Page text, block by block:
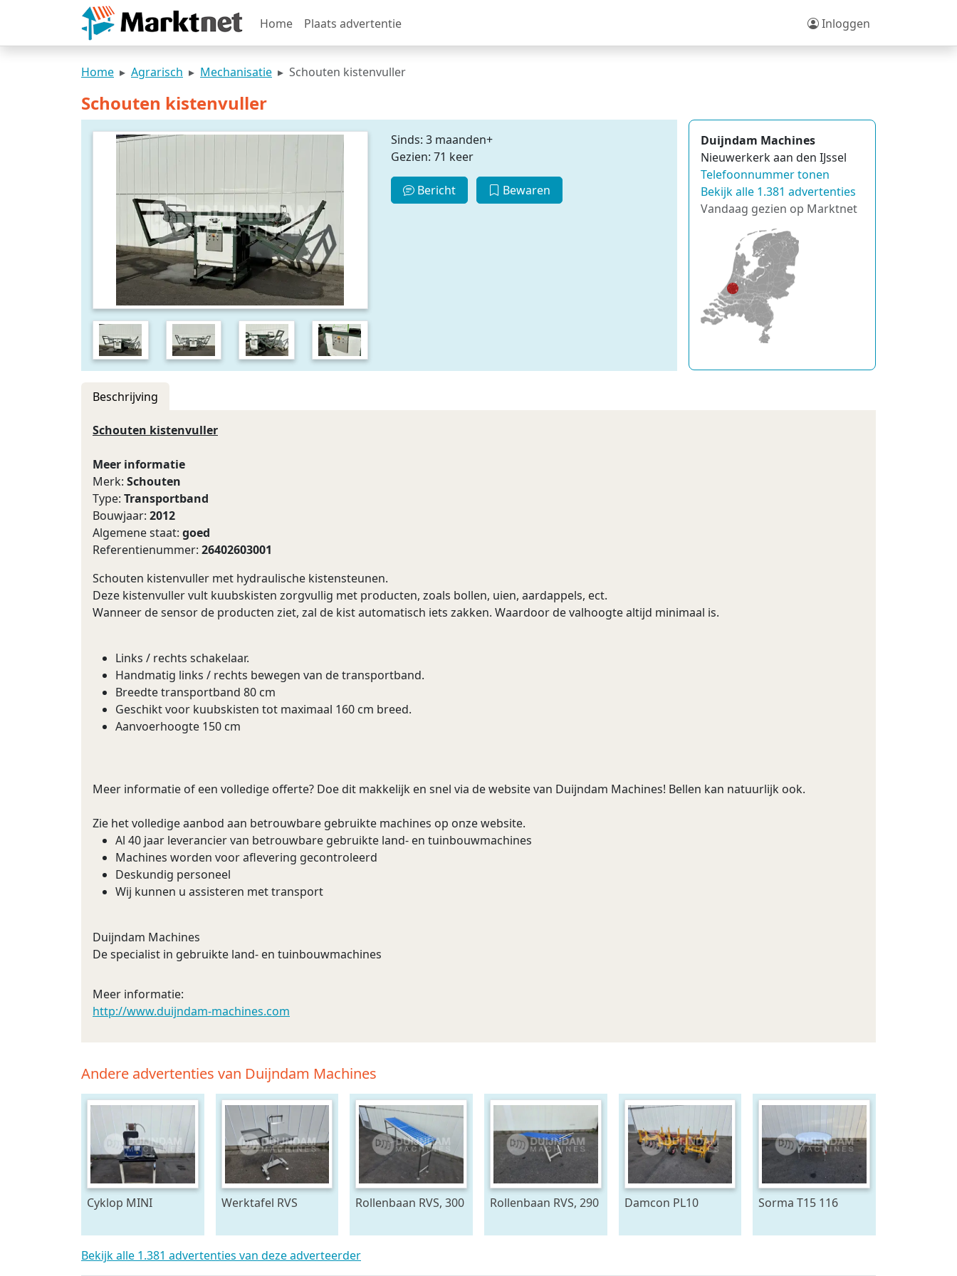
Home Plaats advertentie Inloggen
Home Agrarisch Mechanisatie Schouten kistenvuller
Schouten kistenvuller
Sinds: 3 maanden+
Gezien: 71 keer
Bericht Bewaren
Duijndam Machines
Nieuwerkerk aan den IJssel
Telefoonnummer tonen
Bekijk alle 1.381 advertenties
Vandaag gezien op Marktnet
Beschrijving
Schouten kistenvuller
Meer informatie
Merk: Schouten
Type: Transportband
Bouwjaar: 2012
Algemene staat: goed
Referentienummer: 26402603001
Schouten kistenvuller met hydraulische kistensteunen.
Deze kistenvuller vult kuubskisten zorgvullig met producten, zoals bollen, uien, aardappels, ect.
Wanneer de sensor de producten ziet, zal de kist automatisch iets zakken. Waardoor de valhoogte altijd minimaal is.
Links / rechts schakelaar.
Handmatig links / rechts bewegen van de transportband.
Breedte transportband 80 cm
Geschikt voor kuubskisten tot maximaal 160 cm breed.
Aanvoerhoogte 150 cm
Meer informatie of een volledige offerte? Doe dit makkelijk en snel via de website van Duijndam Machines! Bellen kan natuurlijk ook.
Zie het volledige aanbod aan betrouwbare gebruikte machines op onze website.
Al 40 jaar leverancier van betrouwbare gebruikte land- en tuinbouwmachines
Machines worden voor aflevering gecontroleerd
Deskundig personeel
Wij kunnen u assisteren met transport
Duijndam Machines
De specialist in gebruikte land- en tuinbouwmachines
Meer informatie:
http://www.duijndam-machines.com
Andere advertenties van Duijndam Machines
Cyklop MINI
Werktafel RVS
Rollenbaan RVS, 300
Rollenbaan RVS, 290
Damcon PL10
bomen
Sorma T15 116
Bekijk alle 1.381 advertenties van deze adverteerder